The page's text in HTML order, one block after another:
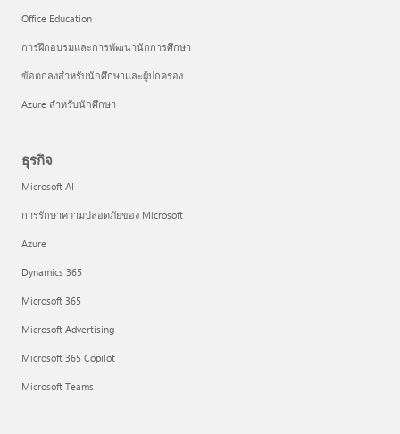
Office Education
การฝึกอบรมและการพัฒนานักการศึกษา
ข้อตกลงสำหรับนักศึกษาและผู้ปกครอง
Azure สำหรับนักศึกษา
ธุรกิจ
Microsoft AI
การรักษาความปลอดภัยของ Microsoft
Azure
Dynamics 365
Microsoft 365
Microsoft Advertising
Microsoft 365 Copilot
Microsoft Teams